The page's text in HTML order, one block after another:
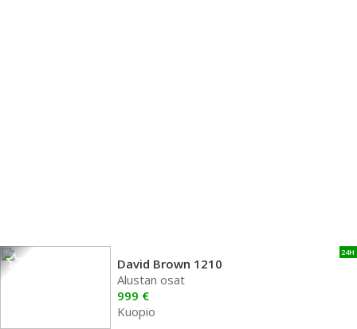
24H
David Brown 1210
Alustan osat
999 €
Kuopio